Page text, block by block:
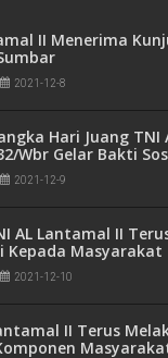
II Menerima
2021-12-8
Hari Juang TNI
Wbr Gelar Bakti
2021-12-9
AL Lantamal II
Kepada Masyarakat
2021-12-10
II Terus